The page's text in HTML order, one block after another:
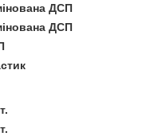
ДСП
ДСП